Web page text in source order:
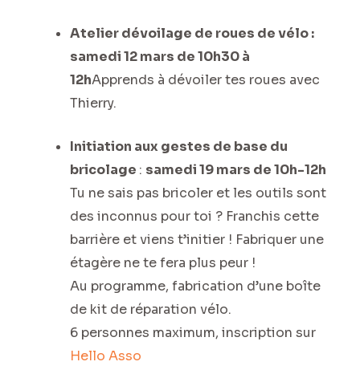
Atelier dévoilage de roues de vélo :
samedi 12 mars de 10h30 à
12hApprends à dévoiler tes roues avec
Thierry.
Initiation aux gestes de base du
bricolage : samedi 19 mars de 10h-12h
Tu ne sais pas bricoler et les outils sont
des inconnus pour toi ? Franchis cette
barrière et viens t’initier ! Fabriquer une
étagère ne te fera plus peur !
Au programme, fabrication d’une boîte
de kit de réparation vélo.
6 personnes maximum, inscription sur
Hello Asso